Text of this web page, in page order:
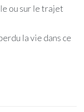
ou sur le trajet
la vie dans ce